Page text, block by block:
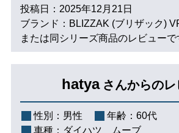
投稿日：2025年12月21日
ブランド：BLIZZAK (ブリザック)
または同シリーズ商品のレビューで
hatya さんからのレ
性別： 男性 年齢： 60代
車種： ダイハツ ムーブ